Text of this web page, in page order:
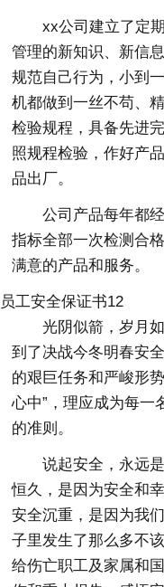
xx公司建立了定
管理的新知识、新信
规范自己行为，小到
机都做到一丝不苟、
检验规程，具备先进
照规程检验，作好产
品出厂。
公司产品每年都
指标全部一次检测合
满意的产品和服务。
员工安全保证书12
光阴似箭，岁月
到了决战今冬明春安
的艰巨任务和严峻形
心中”，理应成为每一
的准则。
说起安全，永远
恒久，是因为安全和
安全沉重，是因为我
子里发生了那么多不
给伤亡职工及家属和